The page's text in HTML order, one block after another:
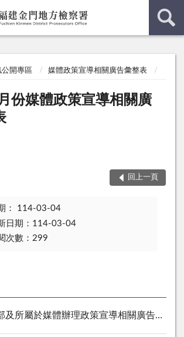
公開專區 媒體政策宣導相關廣告彙整表
份媒體政策宣導相關廣
回上一頁
： 114-03-04
日期：114-03-04
次數：299
於媒體辦理政策宣導相關廣告彙整表（金門地檢署114年2月份）.ods